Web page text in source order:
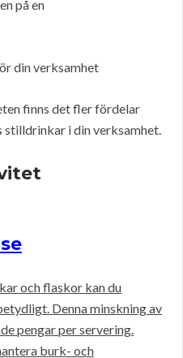
på en
din verksamhet
finns det fler fördelar
stilldrinkar i din verksamhet.
och flaskor kan du
Denna minskning av
pengar per servering.
burk- och